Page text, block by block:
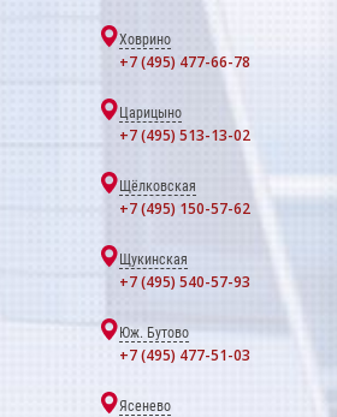
Ховрино
+7 (495) 477-66-78
Царицыно
+7 (495) 513-13-02
Щёлковская
+7 (495) 150-57-62
Щукинская
+7 (495) 540-57-93
Юж. Бутово
+7 (495) 477-51-03
Ясенево